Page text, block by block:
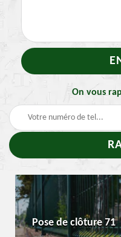
On vous
Pose de clôture 71